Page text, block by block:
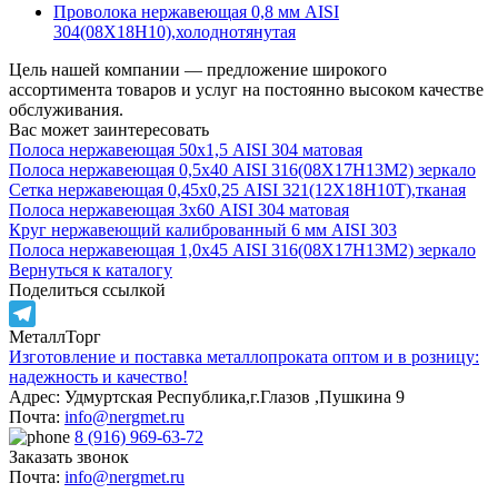
Проволока нержавеющая 0,8 мм AISI
304(08Х18Н10),холоднотянутая
Цель нашей компании — предложение широкого
ассортимента товаров и услуг на постоянно высоком качестве
обслуживания.
Вас может заинтересовать
Полоса нержавеющая 50х1,5 AISI 304 матовая
Полоса нержавеющая 0,5х40 AISI 316(08Х17Н13М2) зеркало
Сетка нержавеющая 0,45х0,25 AISI 321(12Х18Н10Т),тканая
Полоса нержавеющая 3х60 AISI 304 матовая
Круг нержавеющий калиброванный 6 мм AISI 303
Полоса нержавеющая 1,0х45 AISI 316(08Х17Н13М2) зеркало
Вернуться к каталогу
Поделиться ссылкой
Telegram
МеталлТорг
Изготовление и поставка металлопроката оптом и в розницу:
надежность и качество!
Адрес: Удмуртская Республика,г.Глазов ,Пушкина 9
Почта: info@nergmet.ru
8 (916) 969-63-72
Заказать звонок
Почта: info@nergmet.ru